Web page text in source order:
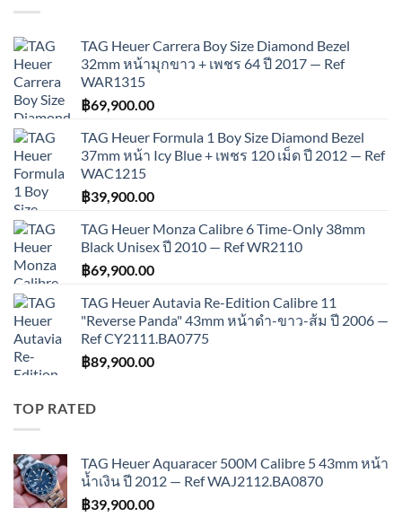
TAG Heuer Carrera Boy Size Diamond Bezel
32mm หน้ามุกขาว + เพชร 64 ปี 2017 — Ref
WAR1315
฿69,900.00
TAG Heuer Formula 1 Boy Size Diamond Bezel
37mm หน้า Icy Blue + เพชร 120 เม็ด ปี 2012 — Ref
WAC1215
฿39,900.00
TAG Heuer Monza Calibre 6 Time-Only 38mm
Black Unisex ปี 2010 — Ref WR2110
฿69,900.00
TAG Heuer Autavia Re-Edition Calibre 11
"Reverse Panda" 43mm หน้าดำ-ขาว-ส้ม ปี 2006 —
Ref CY2111.BA0775
฿89,900.00
TOP RATED
TAG Heuer Aquaracer 500M Calibre 5 43mm หน้า
น้ำเงิน ปี 2012 — Ref WAJ2112.BA0870
฿39,900.00